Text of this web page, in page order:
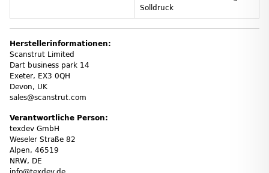
Solldruck
Herstellerinformationen:
Scanstrut Limited
Dart business park 14
Exeter, EX3 0QH
Devon, UK
sales@scanstrut.com
Verantwortliche Person:
texdev GmbH
Weseler Straße 82
Alpen, 46519
NRW, DE